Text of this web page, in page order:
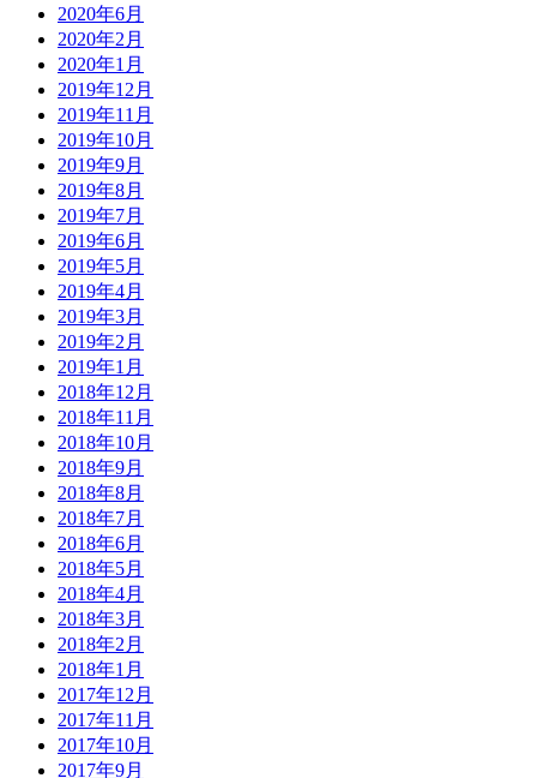
2020年6月
2020年2月
2020年1月
2019年12月
2019年11月
2019年10月
2019年9月
2019年8月
2019年7月
2019年6月
2019年5月
2019年4月
2019年3月
2019年2月
2019年1月
2018年12月
2018年11月
2018年10月
2018年9月
2018年8月
2018年7月
2018年6月
2018年5月
2018年4月
2018年3月
2018年2月
2018年1月
2017年12月
2017年11月
2017年10月
2017年9月